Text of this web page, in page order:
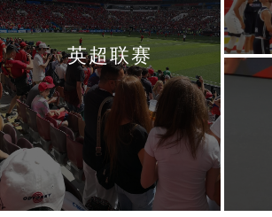
英超联赛